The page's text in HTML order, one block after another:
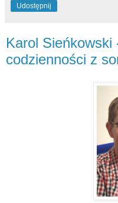
Udostępnij
Karol
codzienności z